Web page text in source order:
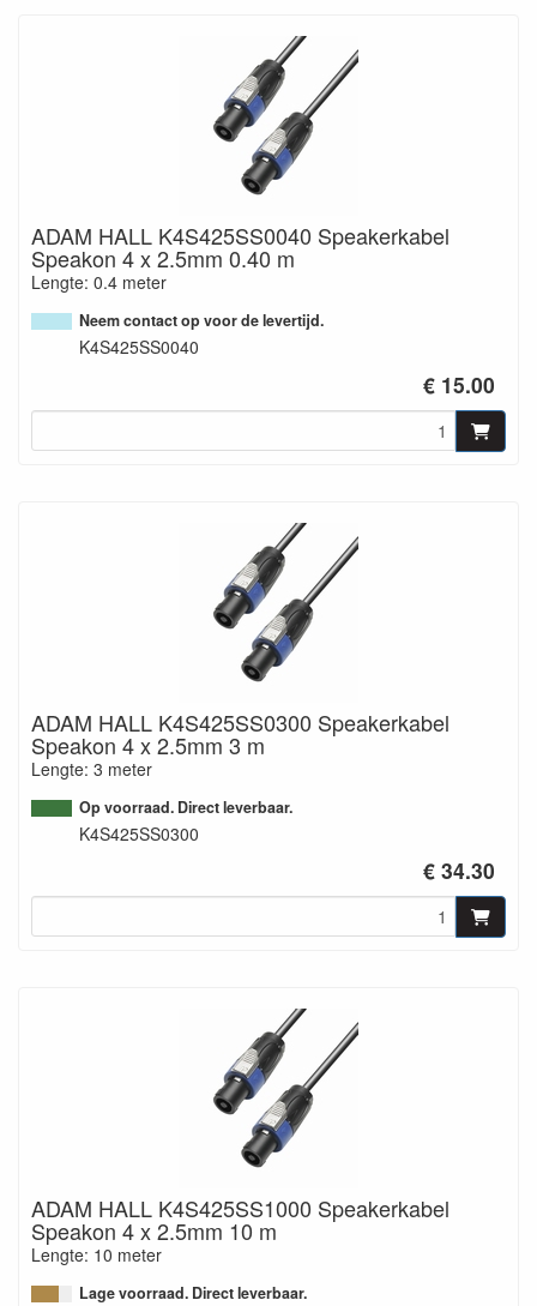
ADAM HALL K4S425SS0040 Speakerkabel
Speakon 4 x 2.5mm 0.40 m
Lengte: 0.4 meter
Neem contact op voor de levertijd.
K4S425SS0040
€ 15.00
ADAM HALL K4S425SS0300 Speakerkabel
Speakon 4 x 2.5mm 3 m
Lengte: 3 meter
Op voorraad. Direct leverbaar.
K4S425SS0300
€ 34.30
ADAM HALL K4S425SS1000 Speakerkabel
Speakon 4 x 2.5mm 10 m
Lengte: 10 meter
Lage voorraad. Direct leverbaar.